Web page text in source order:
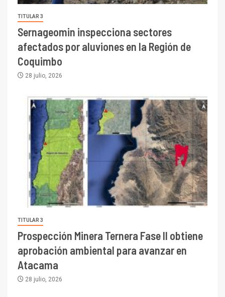
TITULAR 3
Sernageomin inspecciona sectores
afectados por aluviones en la Región de
Coquimbo
28 julio, 2026
TITULAR 3
Prospección Minera Ternera Fase II obtiene
aprobación ambiental para avanzar en
Atacama
28 julio, 2026